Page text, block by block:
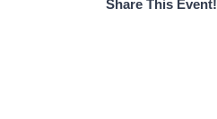
Share This Event!